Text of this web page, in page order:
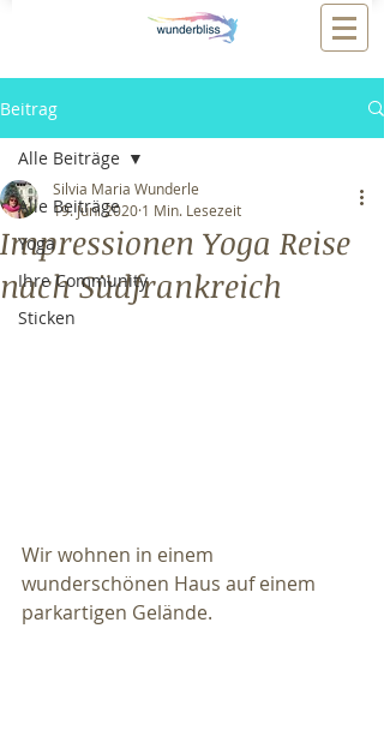
Beitrag
Alle Beiträge
Yoga
Ihre Community
Sticken
Alle Beiträge
Impressionen Yoga Reise
nach Südfrankreich
Silvia Maria Wunderle
19. Juni 2020 1 Min. Lesezeit
Wir wohnen in einem
wunderschönen Haus auf einem
parkartigen Gelände.